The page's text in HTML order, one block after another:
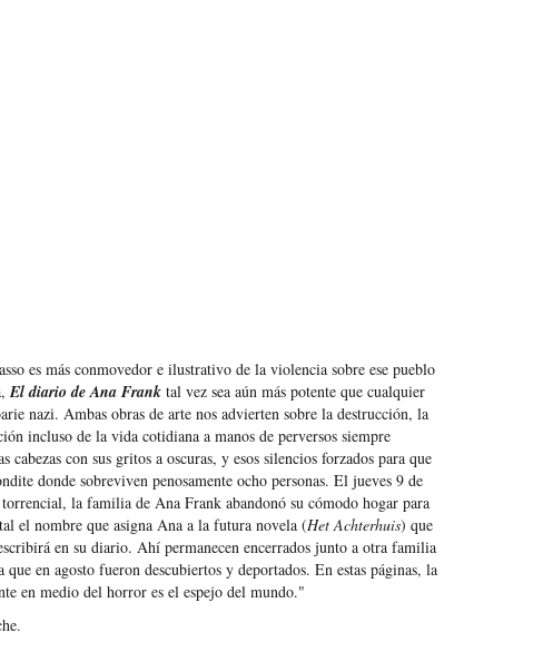
es más conmovedor e ilustrativo de la violencia sobre ese pueblo
El diario de Ana Frank tal vez sea aún más potente que cualquier
nazi. Ambas obras de arte nos advierten sobre la destrucción, la
incluso de la vida cotidiana a manos de perversos siempre
cabezas con sus gritos a oscuras, y esos silencios forzados para que
donde sobreviven penosamente ocho personas. El jueves 9 de
la familia de Ana Frank abandonó su cómodo hogar para
el nombre que asigna Ana a la futura novela (Het Achterhuis) que
en su diario. Ahí permanecen encerrados junto a otra familia
que en agosto fueron descubiertos y deportados. En estas páginas, la
en medio del horror es el espejo del mundo."